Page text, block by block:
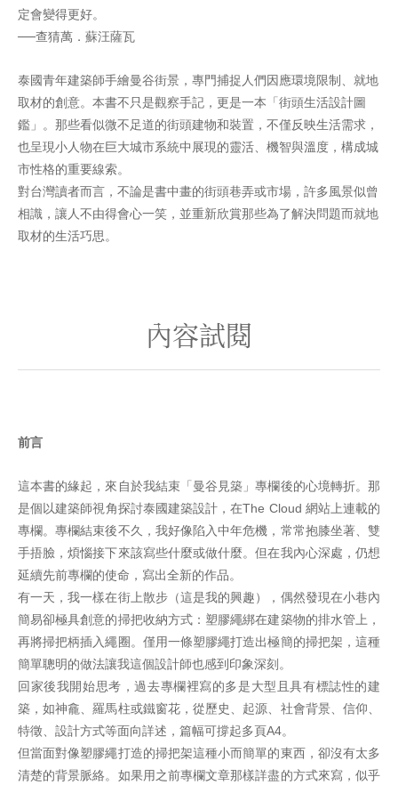
定會變得更好。
──查猜萬．蘇汪薩瓦
泰國青年建築師手繪曼谷街景，專門捕捉人們因應環境限制、就地
取材的創意。本書不只是觀察手記，更是一本「街頭生活設計圖
鑑」。那些看似微不足道的街頭建物和裝置，不僅反映生活需求，
也呈現小人物在巨大城市系統中展現的靈活、機智與溫度，構成城
市性格的重要線索。
對台灣讀者而言，不論是書中畫的街頭巷弄或市場，許多風景似曾
相識，讓人不由得會心一笑，並重新欣賞那些為了解決問題而就地
取材的生活巧思。
內容試閱
前言
這本書的緣起，來自於我結束「曼谷見築」專欄後的心境轉折。那
是個以建築師視角探討泰國建築設計，在The Cloud 網站上連載的
專欄。專欄結束後不久，我好像陷入中年危機，常常抱膝坐著、雙
手捂臉，煩惱接下來該寫些什麼或做什麼。但在我內心深處，仍想
延續先前專欄的使命，寫出全新的作品。
有一天，我一樣在街上散步（這是我的興趣），偶然發現在小巷內
簡易卻極具創意的掃把收納方式：塑膠繩綁在建築物的排水管上，
再將掃把柄插入繩圈。僅用一條塑膠繩打造出極簡的掃把架，這種
簡單聰明的做法讓我這個設計師也感到印象深刻。
回家後我開始思考，過去專欄裡寫的多是大型且具有標誌性的建
築，如神龕、羅馬柱或鐵窗花，從歷史、起源、社會背景、信仰、
特徵、設計方式等面向詳述，篇幅可撐起多頁A4。
但當面對像塑膠繩打造的掃把架這種小而簡單的東西，卻沒有太多
清楚的背景脈絡。如果用之前專欄文章那樣詳盡的方式來寫，似乎